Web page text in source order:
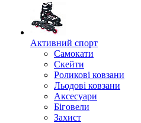
Активний спорт
Самокати
Скейти
Роликові ковзани
Льодові ковзани
Аксесуари
Біговели
Захист